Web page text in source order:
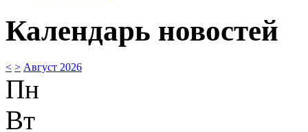
Календарь новостей
< > Август 2026
Пн
Вт